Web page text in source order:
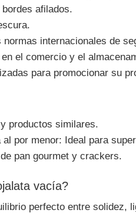
afilados.
internacionales de
el comercio y el
para promocionar su
productos similares.
por menor: Ideal para
pan gourmet y crackers.
vacía?
perfecto entre